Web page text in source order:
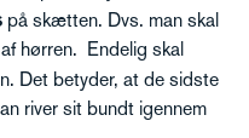
på skætten. Dvs. man skal
hørren. Endelig skal
Det betyder, at de sidste
river sit bundt igennem